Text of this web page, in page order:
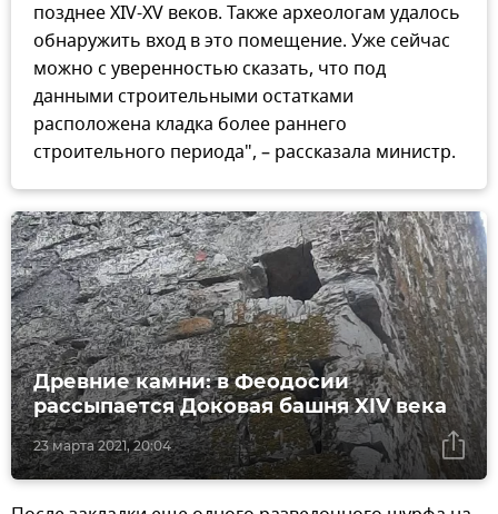
позднее XIV-XV веков. Также археологам удалось
обнаружить вход в это помещение. Уже сейчас
можно с уверенностью сказать, что под
данными строительными остатками
расположена кладка более раннего
строительного периода", – рассказала министр.
23 марта 2021, 20:04
Древние камни: в Феодосии
рассыпается Доковая башня XIV века